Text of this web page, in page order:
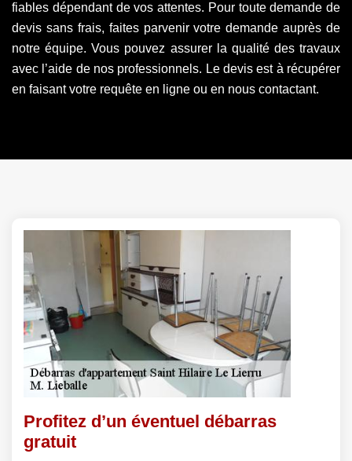
fiables dépendant de vos attentes. Pour toute demande de
devis sans frais, faites parvenir votre demande auprès de
notre équipe. Vous pouvez assurer la qualité des travaux
avec l’aide de nos professionnels. Le devis est à récupérer
en faisant votre requête en ligne ou en nous contactant.
Profitez d’un éventuel débarras
gratuit